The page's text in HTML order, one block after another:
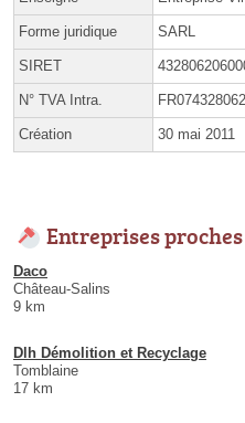
Forme juridique SARL
SIRET
N° TVA Intra.
Création 30 mai 2011
Entreprises proches
Daco
Château-Salins
9 km
Dlh Démolition et Recyclage
Tomblaine
17 km